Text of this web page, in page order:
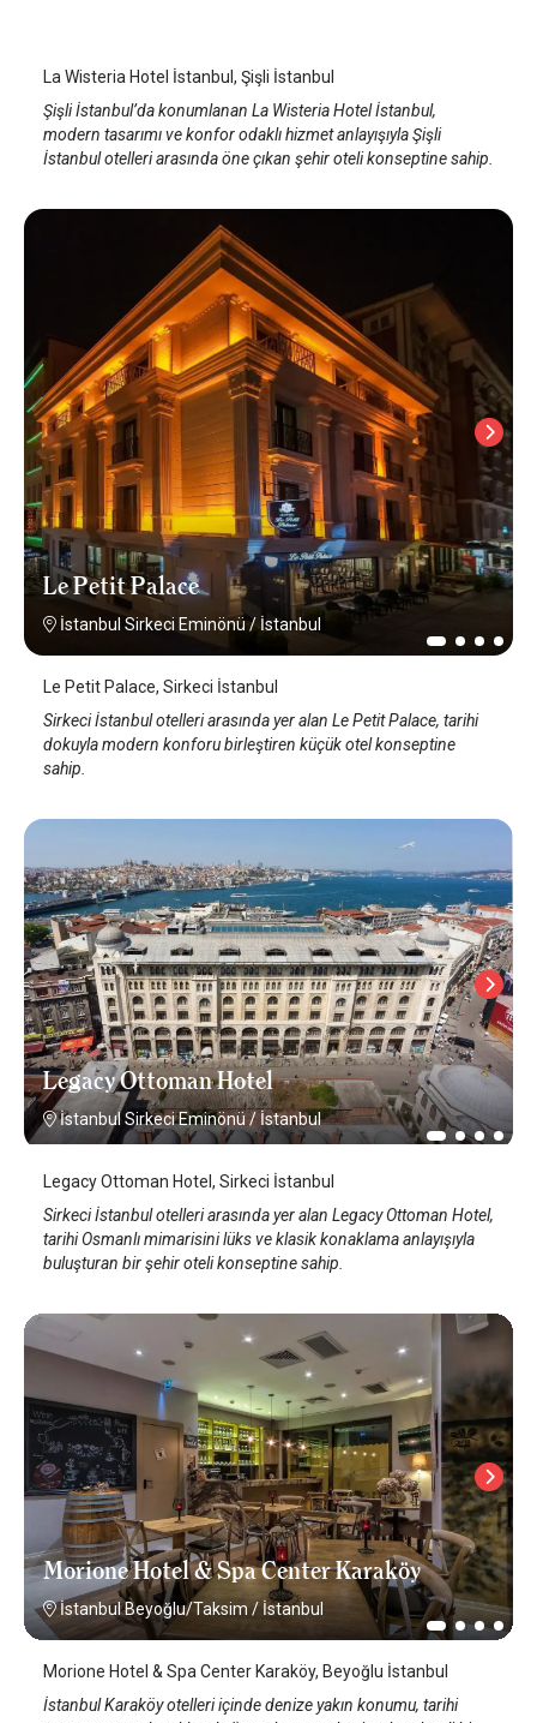
La Wisteria Hotel İstanbul, Şişli İstanbul
Şişli İstanbul’da konumlanan La Wisteria Hotel İstanbul,
modern tasarımı ve konfor odaklı hizmet anlayışıyla Şişli
İstanbul otelleri arasında öne çıkan şehir oteli konseptine sahip.
Le Petit Palace
İstanbul Sirkeci Eminönü/ İstanbul
Le Petit Palace, Sirkeci İstanbul
Sirkeci İstanbul otelleri arasında yer alan Le Petit Palace, tarihi
dokuyla modern konforu birleştiren küçük otel konseptine
sahip.
Legacy Ottoman Hotel
İstanbul Sirkeci Eminönü / İstanbul
Legacy Ottoman Hotel, Sirkeci İstanbul
Sirkeci İstanbul otelleri arasında yer alan Legacy Ottoman Hotel,
tarihi Osmanlı mimarisini lüks ve klasik konaklama anlayışıyla
buluşturan bir şehir oteli konseptine sahip.
Morione Hotel & Spa Center Karaköy
İstanbul Beyoğlu/Taksim / İstanbul
Morione Hotel & Spa Center Karaköy, Beyoğlu İstanbul
İstanbul Karaköy otelleri içinde denize yakın konumu, tarihi